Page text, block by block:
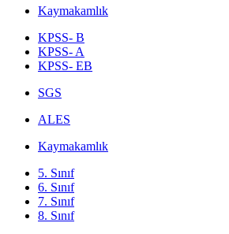
Kaymakamlık
KPSS- B
KPSS- A
KPSS- EB
SGS
ALES
Kaymakamlık
5. Sınıf
6. Sınıf
7. Sınıf
8. Sınıf